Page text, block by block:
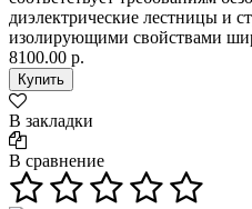
диэлектрические лестницы и
изолирующими свойствами
8100.00 р.
В закладки
В сравнение